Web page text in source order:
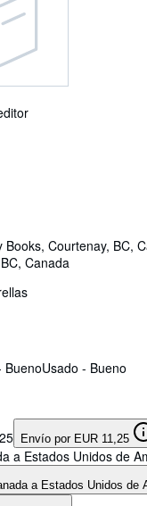
Books, Courtenay, BC,
Canada
BuenoUsado - Bueno
Envío por EUR 11,25
a Estados Unidos de
a Estados Unidos de